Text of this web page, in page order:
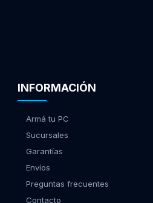
INFORMACIÓN
Armá tu PC
Sucursales
Garantías
Envíos
Preguntas frecuentes
Contacto